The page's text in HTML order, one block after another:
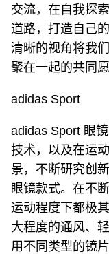
交流，在自我探
道路，打造自己
清晰的视角将我
聚在一起的共同愿
adidas Sport
adidas Sport 眼
技术，以及在运
景，不断研究创
眼镜款式。在不
运动程度下都极
大程度的通风、
用不同类型的镜